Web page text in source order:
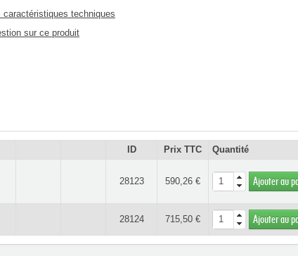
caractéristiques techniques
sur ce produit
ID Prix TTC
Quantité
28123 590,26 € Ajouter au
28124 715,50 € Ajouter au